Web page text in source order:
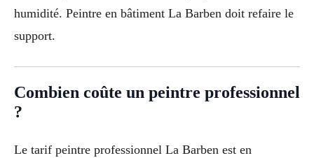
humidité. Peintre en bâtiment La Barben doit refaire le
support.
Combien coûte un peintre professionnel
?
Le tarif peintre professionnel La Barben est en